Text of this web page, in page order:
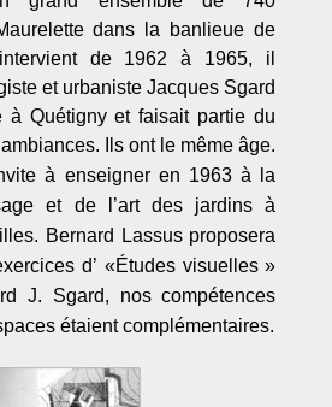
dans la banlieue de
de1962 à 1965, il
et urbaniste Jacques Sgard
à Quétigny et faisait partie du
. Ils ont le même âge.
à enseigner en 1963 à la
et de l ’art des jardins à
Bernard Lassus proposera
d’ «Études visuelles»
J. Sgard, nos compétences
étaient complémentaires.